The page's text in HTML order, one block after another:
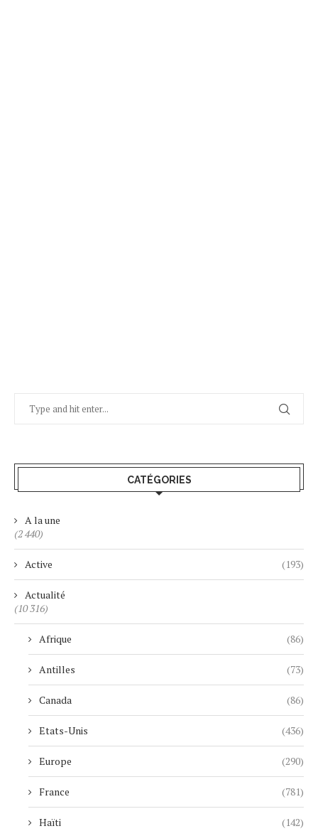
CATÉGORIES
A la une
(2 440)
Active (193)
Actualité
(10 316)
Afrique (86)
Antilles (73)
Canada (86)
Etats-Unis (436)
Europe (290)
France (781)
Haïti (142)